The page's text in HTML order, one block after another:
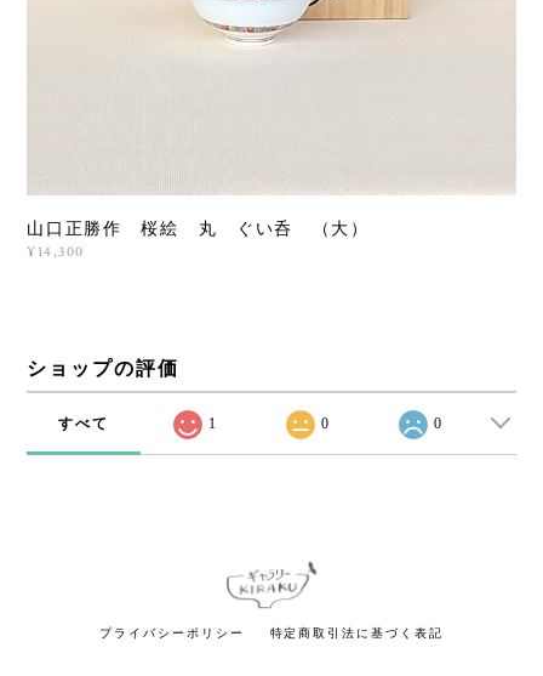
山口正勝作 桜絵 丸 ぐい呑 （大）
¥14,300
ショップの評価
すべて 1 0 0
プライバシーポリシー 特定商取引法に基づく表記